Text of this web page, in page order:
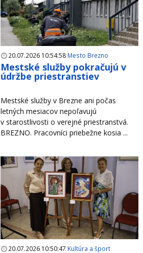
20.07.2026 10:54:58 Mesto Brezno
Mestské služby pokračujú v
údržbe priestranstiev
Mestské služby v Brezne ani počas
letných mesiacov nepoľavujú
v starostlivosti o verejné priestranstvá.
BREZNO. Pracovníci priebežne kosia ...
20.07.2026 10:50:47 Kultúra a šport